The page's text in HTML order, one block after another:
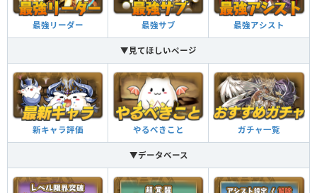
最強リーダー 最強サブ 最強アシスト
▼見てほしいページ
新キャラ評価 やるべきこと ガチャ一覧
▼データベース